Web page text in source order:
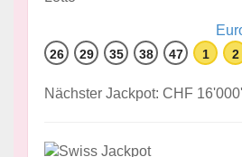
26 29 35 38 47 1 2
Nächster Jackpot: CHF